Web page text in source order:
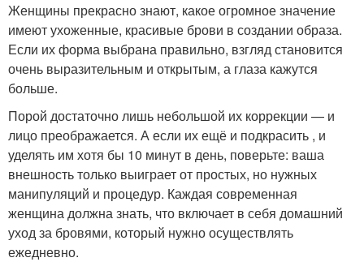
Женщины прекрасно знают, какое огромное значение
имеют ухоженные, красивые брови в создании образа.
Если их форма выбрана правильно, взгляд становится
очень выразительным и открытым, а глаза кажутся
больше.
Порой достаточно лишь небольшой их коррекции — и
лицо преображается. А если их ещё и подкрасить , и
уделять им хотя бы 10 минут в день, поверьте: ваша
внешность только выиграет от простых, но нужных
манипуляций и процедур. Каждая современная
женщина должна знать, что включает в себя домашний
уход за бровями, который нужно осуществлять
ежедневно.